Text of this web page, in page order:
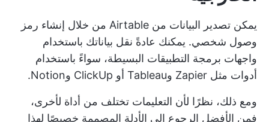
يمكن تصدير البيانات من Airtable من خلال إنشاء رمز
وصول شخصي. يمكنك عادةً نقل بياناتك باستخدام
واجهات برمجة التطبيقات البسيطة، سواءً باستخدام
أدوات مثل Zapier وTableau أو ClickUp وNotion.
ومع ذلك، نظرًا لأن التعليمات تختلف من أداة لأخرى،
فمن الأفضل الرجوع إلى الأدلة المصممة خصيصًا لهذا